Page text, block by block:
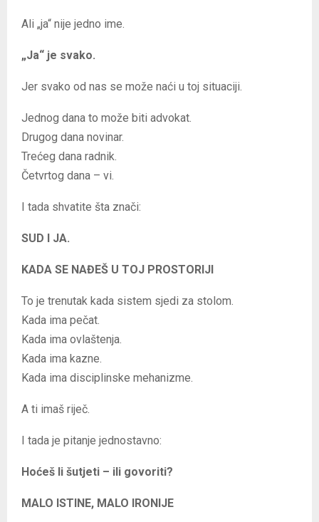
Ali „ja“ nije jedno ime.
„Ja“ je svako.
Jer svako od nas se može naći u toj situaciji.
Jednog dana to može biti advokat.
Drugog dana novinar.
Trećeg dana radnik.
Četvrtog dana – vi.
I tada shvatite šta znači:
SUD I JA.
KADA SE NAĐEŠ U TOJ PROSTORIJI
To je trenutak kada sistem sjedi za stolom.
Kada ima pečat.
Kada ima ovlaštenja.
Kada ima kazne.
Kada ima disciplinske mehanizme.
A ti imaš riječ.
I tada je pitanje jednostavno:
Hoćeš li šutjeti – ili govoriti?
MALO ISTINE, MALO IRONIJE